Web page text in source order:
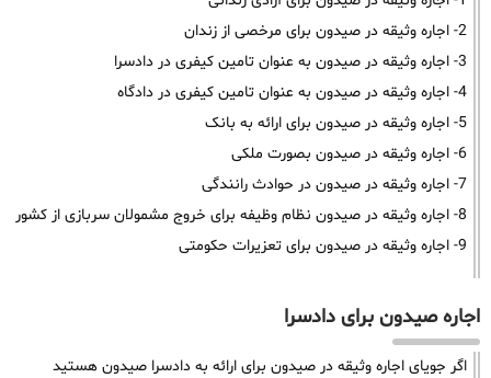
2- اجاره وثیقه در صیدون برای مرخصی از زندان
3- اجاره وثیقه در صیدون به عنوان تامین کیفری در دادسرا
4- اجاره وثیقه در صیدون به عنوان تامین کیفری در دادگاه
5- اجاره وثیقه در صیدون برای ارائه به بانک
6- اجاره وثیقه در صیدون بصورت ملکی
7- اجاره وثیقه در صیدون در حوادث رانندگی
8- اجاره وثیقه در صیدون نظام وظیفه برای خروج مشمولان سربازی از کشور
9- اجاره وثیقه در صیدون برای تعزیرات حکومتی
اجاره صیدون برای دادسرا
اگر جویای اجاره وثیقه در صیدون برای ارائه به دادسرا صیدون هستید